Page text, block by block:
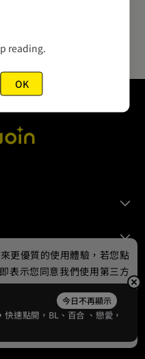
Co., Ltd.
今日不再顯示
快速點開，BL、 百合 、戀愛，
更優質的使用體驗，若您點
表示您同意我們使用第三方
政策。
reading.
OK